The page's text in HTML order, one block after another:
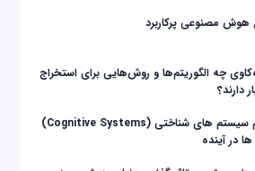
چه الگوریتم‌ها و روش‌هایی برای استخراج
دارند؟
آشنایی با مفهوم سیستم های شناختی (Cognitive Systems)
در آینده